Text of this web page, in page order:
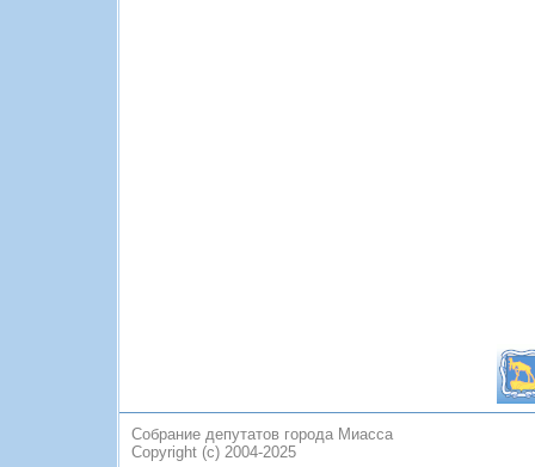
Собрание депутатов города Миасса
Copyright (c) 2004-2025